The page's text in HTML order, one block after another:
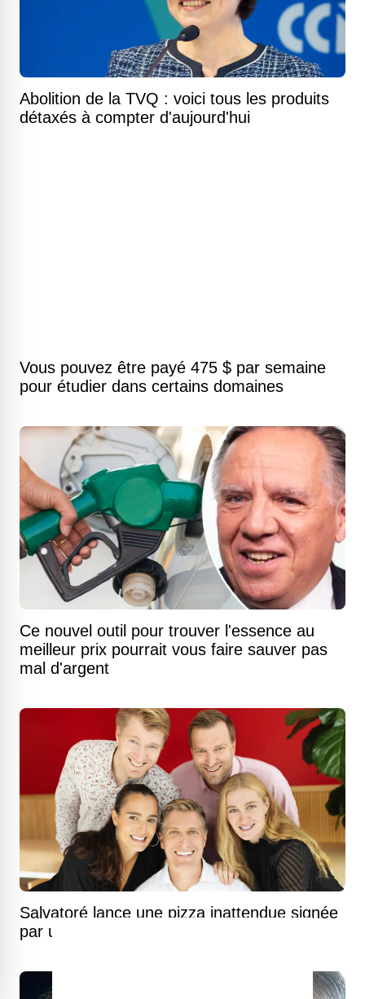
Abolition de la TVQ : voici tous les produits
détaxés à compter d'aujourd'hui
Vous pouvez être payé 475 $ par semaine
pour étudier dans certains domaines
Ce nouvel outil pour trouver l'essence au
meilleur prix pourrait vous faire sauver pas
mal d'argent
Salvatoré lance une pizza inattendue signée
par un chef deux étoiles Michelin